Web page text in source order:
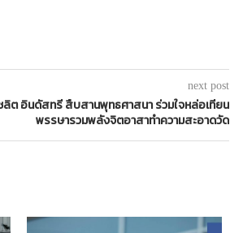
next post
ลิต อินดัสทรี สืบสานพุทธศาสนา ร่วมใจหล่อเทียน
พรรษารวมพลังจิตอาสาทำความสะอาดวัด